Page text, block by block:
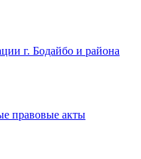
г. Бодайбо и района
правовые акты